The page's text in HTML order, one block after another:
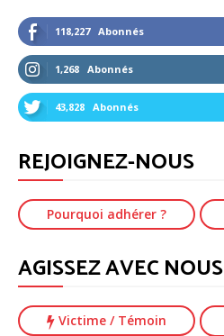
118,227 Abonnés
1,268 Abonnés
43,828 Abonnés
REJOIGNEZ-NOUS
Pourquoi adhérer ?
AGISSEZ AVEC NOUS
Victime / Témoin